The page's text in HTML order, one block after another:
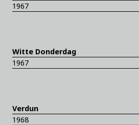
1967
Witte Donderdag
1967
Verdun
1968